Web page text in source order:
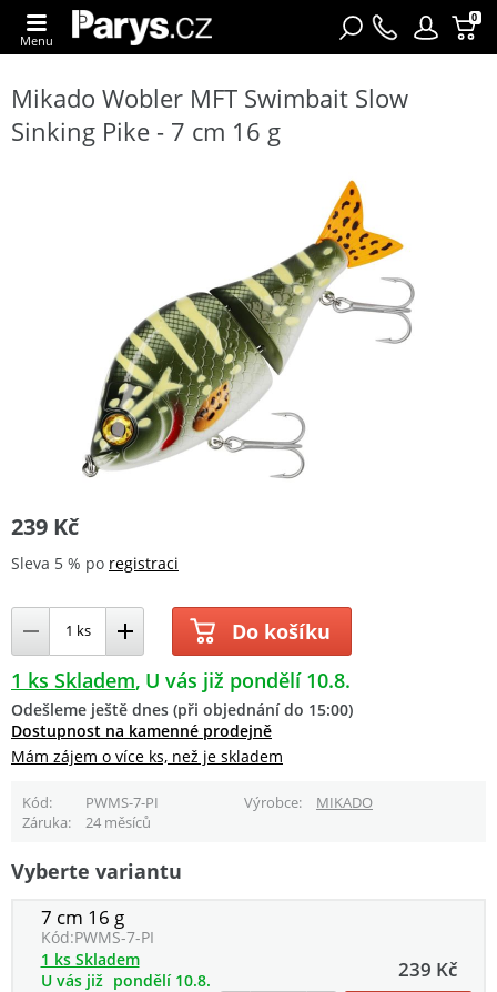
0
Menu
Mikado Wobler MFT Swimbait Slow
Sinking Pike - 7 cm 16 g
239 Kč
Sleva 5 % po registraci
Do košíku
1 ks Skladem U vás již pondělí 10.8.
Odešleme ještě dnes (při objednání do 15:00)
Dostupnost na kamenné prodejně
Mám zájem o více ks, než je skladem
Kód PWMS-7-PI Výrobce
MIKADO
Záruka
24 měsíců
Vyberte variantu
7 cm 16 g
Kód:PWMS-7-PI
239 Kč
1 ks Skladem
U vás již pondělí 10.8.